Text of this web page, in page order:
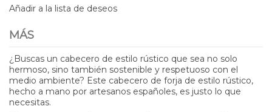
Añadir a la lista de deseos
MÁS
¿Buscas un cabecero de estilo rústico que sea no solo
hermoso, sino también sostenible y respetuoso con el
medio ambiente? Este cabecero de forja de estilo rústico,
hecho a mano por artesanos españoles, es justo lo que
necesitas.